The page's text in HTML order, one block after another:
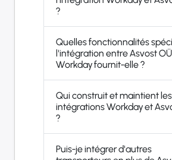
?
Quelles fonctionnalités
l'intégration entre Asvost
Workday fournit-elle ?
Qui construit et maintient les
intégrations Workday et
?
Puis-je intégrer d'autres